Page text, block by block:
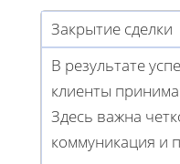
Закрытие сделки
В результате
клиенты
Здесь важна
коммуникация и